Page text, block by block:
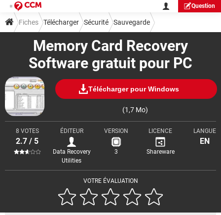
Question
Memory Card Recovery
Software gratuit pour PC
Télécharger pour Windows
(1,7 Mo)
VOTRE ÉVALUATION
8 VOTES
2.7 / 5
ÉDITEUR
Data Recovery
Utilities
VERSION
3
LICENCE
Shareware
LANGUE
EN
Fiches Télécharger Sécurité Sauvegarde